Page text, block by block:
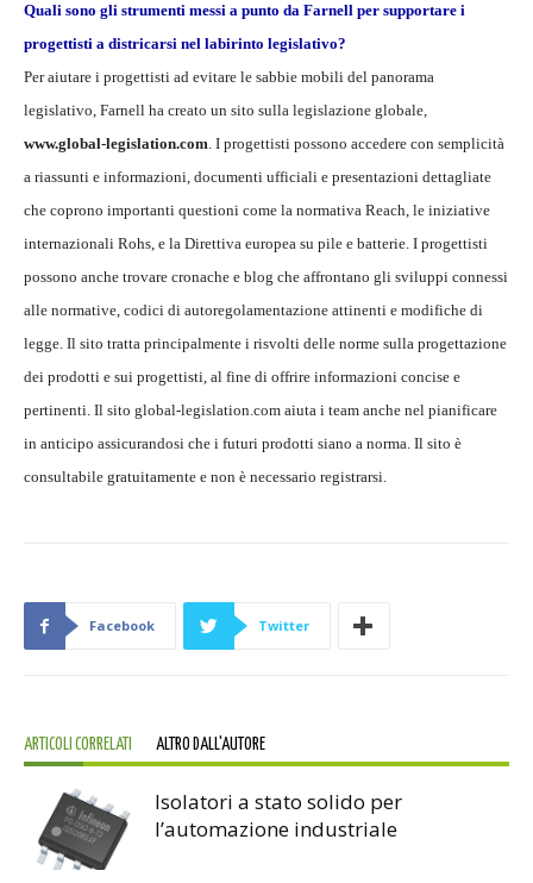
Quali sono gli strumenti messi a punto da Farnell per supportare i
progettisti a districarsi nel labirinto legislativo?
Per aiutare i progettisti ad evitare le sabbie mobili del panorama
legislativo, Farnell ha creato un sito sulla legislazione globale,
www.global-legislation.com. I progettisti possono accedere con semplicità
a riassunti e informazioni, documenti ufficiali e presentazioni dettagliate
che coprono importanti questioni come la normativa Reach, le iniziative
internazionali Rohs, e la Direttiva europea su pile e batterie. I progettisti
possono anche trovare cronache e blog che affrontano gli sviluppi connessi
alle normative, codici di autoregolamentazione attinenti e modifiche di
legge. Il sito tratta principalmente i risvolti delle norme sulla progettazione
dei prodotti e sui progettisti, al fine di offrire informazioni concise e
pertinenti. Il sito global-legislation.com aiuta i team anche nel pianificare
in anticipo assicurandosi che i futuri prodotti siano a norma. Il sito è
consultabile gratuitamente e non è necessario registrarsi.
Facebook Twitter
ARTICOLI CORRELATI ALTRO DALL'AUTORE
Isolatori a stato solido per
l’automazione industriale